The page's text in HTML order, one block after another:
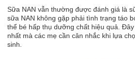
Sữa NAN vẫn thường được đánh giá là
sữa NAN không gặp phải tình trạng táo
thể bé hấp thụ dưỡng chất hiệu quả.
nhất mà các mẹ cần cân nhắc khi lựa
sinh.